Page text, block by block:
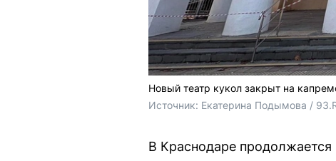
Новый театр кукол закрыт на
Источник: Екатерина Подымова /
В Краснодаре продолжается